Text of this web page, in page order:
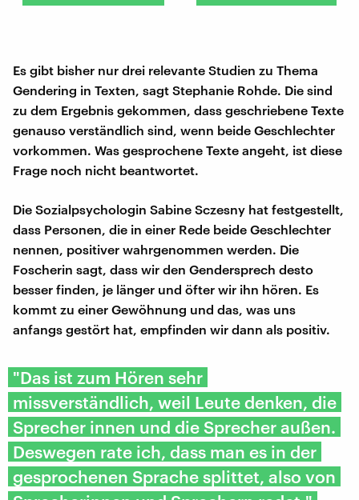
Es gibt bisher nur drei relevante Studien zu Thema
Gendering in Texten, sagt Stephanie Rohde. Die sind
zu dem Ergebnis gekommen, dass geschriebene Texte
genauso verständlich sind, wenn beide Geschlechter
vorkommen. Was gesprochene Texte angeht, ist diese
Frage noch nicht beantwortet.
Die Sozialpsychologin Sabine Sczesny hat festgestellt,
dass Personen, die in einer Rede beide Geschlechter
nennen, positiver wahrgenommen werden. Die
Foscherin sagt, dass wir den Gendersprech desto
besser finden, je länger und öfter wir ihn hören. Es
kommt zu einer Gewöhnung und das, was uns
anfangs gestört hat, empfinden wir dann als positiv.
"Das ist zum Hören sehr
missverständlich, weil Leute denken, die
Sprecher innen und die Sprecher außen.
Deswegen rate ich, dass man es in der
gesprochenen Sprache splittet, also von